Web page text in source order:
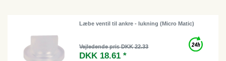
Læbe ventil til ankre - lukning (Micro Matic)
Vejledende pris DKK 22.33
DKK 18.61 *